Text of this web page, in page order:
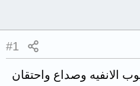
#1
الانفيه وصداع واحتقان